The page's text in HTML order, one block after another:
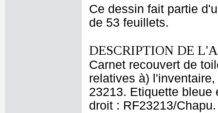
Ce dessin fait partie
de 53 feuillets.
DESCRIPTION DE
Carnet recouvert de
relatives à)
23213. Etiquette bleue
droit : RF23213/